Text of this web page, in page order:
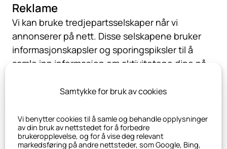
Reklame
Vi kan bruke tredjepartsselskaper når vi
annonserer på nett. Disse selskapene bruker
informasjonskapsler og sporingspiksler til å
samle inn informasjon om aktivitetene dine på
målrettet reklame basert på interessene dine.
informasjon med formål om å gi deg målrettede
annonser, kan du avregistrere deg via dette
nettstedet: http://www.youronlinechoices.eu/.
Samtykke for bruk av cookies
Vi benytter cookies til å samle og behandle opplysninger
av din bruk av nettstedet for å forbedre
brukeropplevelse, og for å vise deg relevant
markedsføring på andre nettsteder, som Google, Bing,